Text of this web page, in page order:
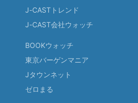
J-CASTトレンド
J-CAST会社ウォッチ
BOOKウォッチ
東京バーゲンマニア
Jタウンネット
ゼロまる